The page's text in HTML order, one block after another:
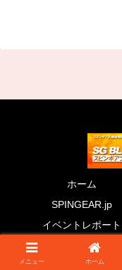
ホーム
SPINGEAR.jp
イベントレポート
メニュー ホーム